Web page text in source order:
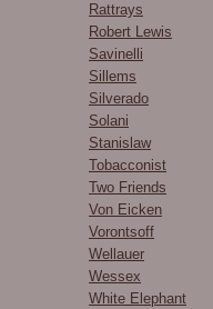
Rattrays
Robert Lewis
Savinelli
Sillems
Silverado
Solani
Stanislaw
Tobacconist
Two Friends
Von Eicken
Vorontsoff
Wellauer
Wessex
White Elephant